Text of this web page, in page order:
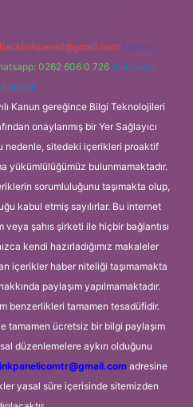
backlinkpaneli@gmail.com Teams:
0262 606 0 726 Telegram:
Kanun gereğince Bilgi Teknolojileri
onaylanmış bir Yer Sağlayıcı
nedenle, sitedeki içerikleri proaktif
yükümlülüğümüz bulunmamaktadır.
sorumluluğunu taşımakta olup,
kabul etmiş sayılırlar. Bu internet
şahıs şirketi ile hiçbir bağlantısı
kendi hazırladığımız makaleler
içerikler haber niteliği taşımamakta
paylaşım yapılmamaktadır.
benzerlikleri tamamen tesadüfidir.
tamamen ücretsiz bir bilgi paylaşım
düzenlemelere aykırı olduğunu
adresine
yasal süre içerisinde sitemizden